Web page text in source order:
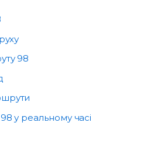
98
у реальному часі